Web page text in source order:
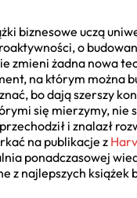
biznesowe uczą
o
zmieni żadna nowa
na którym można
bo dają szerszy
się mierzymy, nie
i znalazł
na publikacje z
ponadczasowej
z najlepszych książek